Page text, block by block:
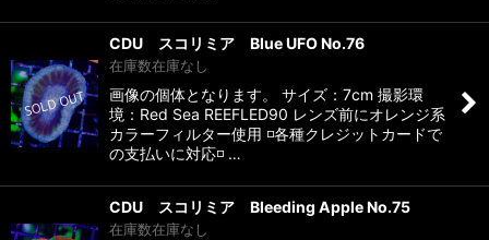
CDU スコリミア Blue UFO No.76
在庫数在庫なし
画像の個体となります。 サイズ：7cm 撮影環
境：Red Sea REEFLED90 レンズ前にオレンジ系
カラーフィルター使用 ◽️各種クレジットカードで
の支払いに対応◽️ …
CDU スコリミア Bleeding Apple No.75
在庫数在庫なし